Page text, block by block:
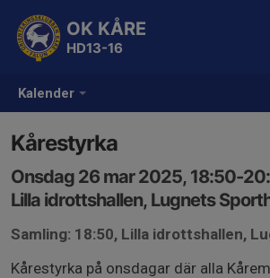
Kalender
OK KÅRE
HD13-16
Kårestyrka
Onsdag 26 mar 2025, 18:50-
Lilla idrottshallen, Lugnets
Samling: 18:50, Lilla idrottshallen,
Kårestyrka på onsdagar där alla